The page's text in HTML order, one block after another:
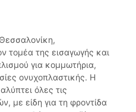
τομέα της εισαγωγής και
για κομμωτήρια,
ονυχοπλαστικής. Η
όλες τις
με είδη για τη φροντίδα